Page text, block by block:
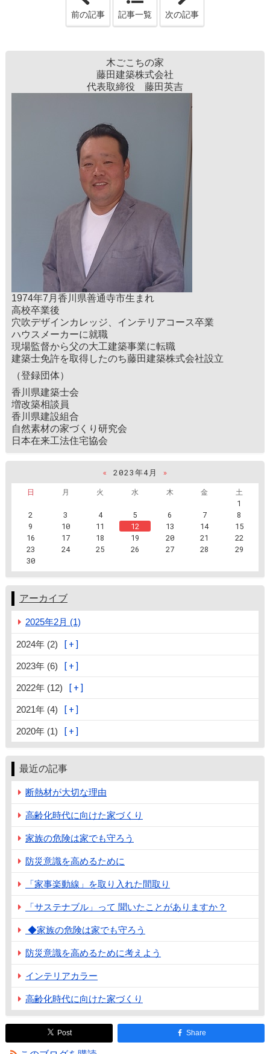
前の記事 記事一覧 次の記事
木ごこちの家
藤田建築株式会社
代表取締役 藤田英吉
1974年7月香川県善通寺市生まれ
高校卒業後
穴吹デザインカレッジ、インテリアコース卒業
ハウスメーカーに就職
現場監督から父の大工建築事業に転職
建築士免許を取得したのち藤田建築株式会社設立
（登録団体）
香川県建築士会
増改築相談員
香川県建設組合
自然素材の家づくり研究会
日本在来工法住宅協会
« 2023年4月
»
日
月 火 水 木 金
土
1
2
3 4 5 6 7
8
9
10 11 12 13 14
15
16
17 18 19 20 21
22
23
24 25 26 27 28
29
30
アーカイブ
2025年2月 (1)
2024年 (2)
2023年 (6)
2022年 (12)
2021年 (4)
2020年 (1)
最近の記事
断熱材が大切な理由
高齢化時代に向けた家づくり
家族の危険は家でも守ろう
防災意識を高めるために
「家事楽動線」を取り入れた間取り
「サステナブル」って 聞いたことがありますか？
◆家族の危険は家でも守ろう
防災意識を高めるために考えよう
インテリアカラー
高齢化時代に向けた家づくり
Post Share